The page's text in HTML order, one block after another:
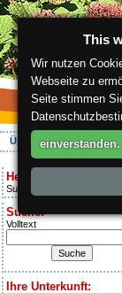
Über die Region Aktiv
Heute ist:
Sunday 9.08.2026
Suche:
Volltext
Ihre Unterkunft:
This
Wir nutzen
Webseite zu
Seite stimmen
einverstanden.